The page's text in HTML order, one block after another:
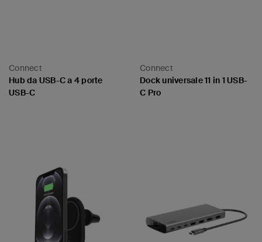
Connect
Hub da USB-C a 4 porte
USB-C
Connect
Dock universale 11 in 1 USB-
C Pro